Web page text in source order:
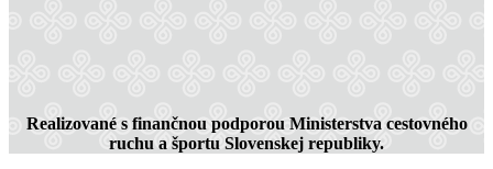
Realizované s finančnou podporou Ministerstva cestovného
ruchu a športu Slovenskej republiky.